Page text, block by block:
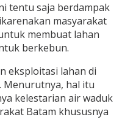
tentu saja berdampak
masyarakat
membuat lahan
berkebun.
eksploitasi lahan di
Menurutnya, hal itu
kelestarian air waduk
Batam khususnya